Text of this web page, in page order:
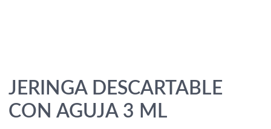
JERINGA DESCARTABLE
CON AGUJA 3 ML